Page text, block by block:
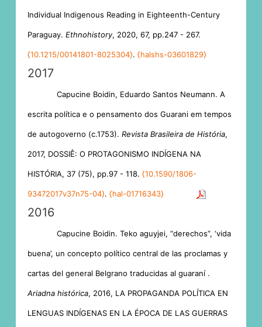
Individual Indigenous Reading in Eighteenth-Century
Paraguay. Ethnohistory, 2020, 67, pp.247 - 267.
⟨10.1215/00141801-8025304⟩. ⟨halshs-03601829⟩
2017
Capucine Boidin, Eduardo Santos Neumann. A
escrita política e o pensamento dos Guarani em tempos
de autogoverno (c.1753). Revista Brasileira de História,
2017, DOSSIÊ: O PROTAGONISMO INDÍGENA NA
HISTÓRIA, 37 (75), pp.97 - 118. ⟨10.1590/1806-
93472017v37n75-04⟩. ⟨hal-01716343⟩
2016
Capucine Boidin. Teko aguyjei, “derechos”, ‘vida
buena’, un concepto político central de las proclamas y
cartas del general Belgrano traducidas al guaraní .
Ariadna histórica, 2016, LA PROPAGANDA POLÍTICA EN
LENGUAS INDÍGENAS EN LA ÉPOCA DE LAS GUERRAS